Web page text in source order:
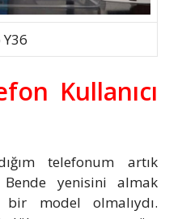
Kullanıcı
telefonum artık
Bende yenisini almak
model olmalıydı.